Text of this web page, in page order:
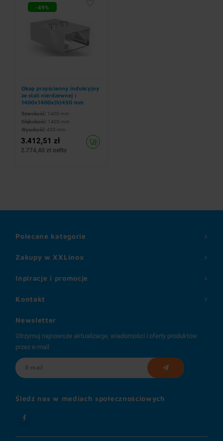
-49%
Okap przyścienny indukcyjny
ze stali nierdzewnej |
1400x1400x(h)450 mm
Szerokość: 1400 mm
Głębokość: 1400 mm
Wysokość: 450 mm
3.412,51 zł
2.774,40 zł netto
Zakupy w XXLinox
Inpiracje i promocje
Polecane kategorie
Kontakt
Newsletter
Otrzymuj najnowsze aktualizacje, wiadomości i oferty produktów
przez e-mail
Śledź nas w mediach społecznościowych